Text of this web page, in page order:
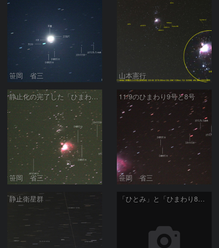
笹岡 省三 山本憲行
静止化の完了した「ひまわり9号」
笹岡 省三
11/9のひまわり9号と8号
笹岡 省三
静止衛星群 「ひとみ」と「ひまわり8号」